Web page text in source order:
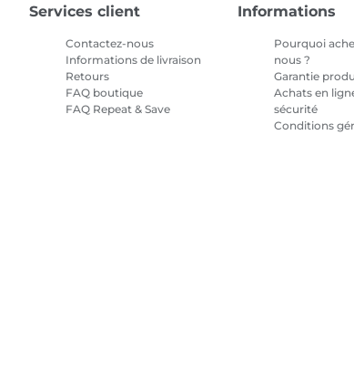
Services client
Contactez-nous
Informations de livraison
Retours
FAQ boutique
FAQ Repeat & Save
Informations
Pourquoi
nous ?
Garantie
Achats en
sécurité
Conditions